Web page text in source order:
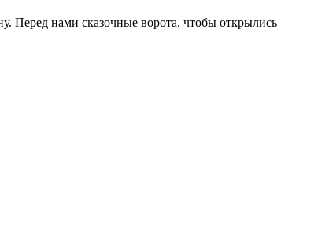
Перед нами сказочные ворота, чтобы открылись